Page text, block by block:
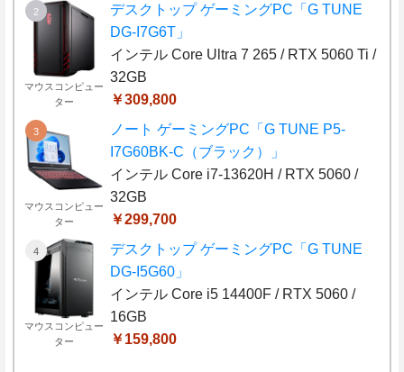
マウスコンピュー
ター
デスクトップ ゲーミングPC「G TUNE
DG-I7G6T」
インテル Core Ultra 7 265 / RTX 5060 Ti /
32GB
￥309,800
マウスコンピュー
ター
ノート ゲーミングPC「G TUNE P5-
I7G60BK-C（ブラック）」
インテル Core i7-13620H / RTX 5060 /
32GB
￥299,700
マウスコンピュー
ター
デスクトップ ゲーミングPC「G TUNE
DG-I5G60」
インテル Core i5 14400F / RTX 5060 /
16GB
￥159,800